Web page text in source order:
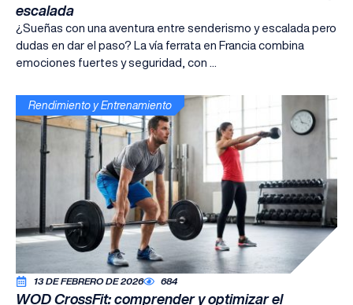
escalada
¿Sueñas con una aventura entre senderismo y escalada pero
dudas en dar el paso? La vía ferrata en Francia combina
emociones fuertes y seguridad, con ...
Rendimiento y Entrenamiento
13 DE FEBRERO DE 2026 684
WOD CrossFit: comprender y optimizar el